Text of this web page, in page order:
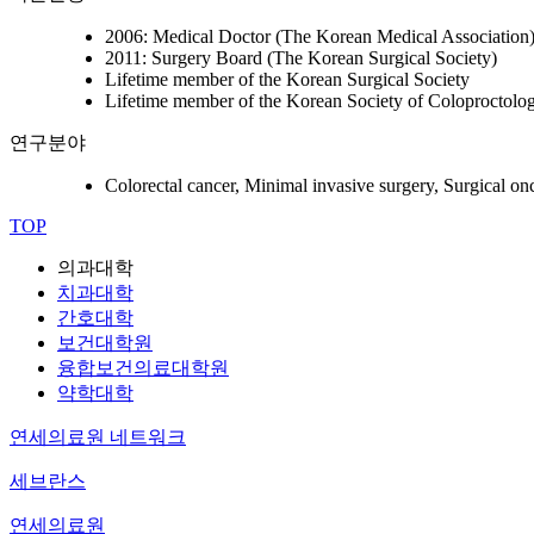
2006: Medical Doctor (The Korean Medical Association)
2011: Surgery Board (The Korean Surgical Society)
Lifetime member of the Korean Surgical Society
Lifetime member of the Korean Society of
연구분야
Colorectal cancer, Minimal invasive surgery, Surgical
TOP
의과대학
치과대학
간호대학
보건대학원
융합보건의료대학원
약학대학
연세의료원 네트워크
세브란스
연세의료원